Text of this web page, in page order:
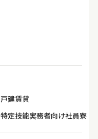
戸建賃貸
特定技能実務者向け社員寮